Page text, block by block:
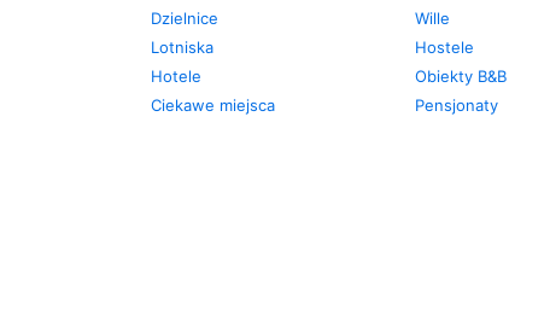
Dzielnice
Lotniska
Hotele
Ciekawe miejsca
Wille
Hostele
Obiekty B&B
Pensjonaty